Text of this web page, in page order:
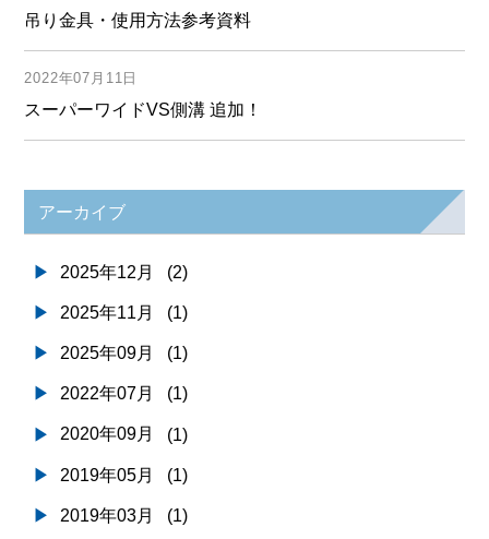
吊り金具・使用方法参考資料
2022年07月11日
スーパーワイドVS側溝 追加！
アーカイブ
2025年12月 (2)
2025年11月 (1)
2025年09月 (1)
2022年07月 (1)
2020年09月 (1)
2019年05月 (1)
2019年03月 (1)